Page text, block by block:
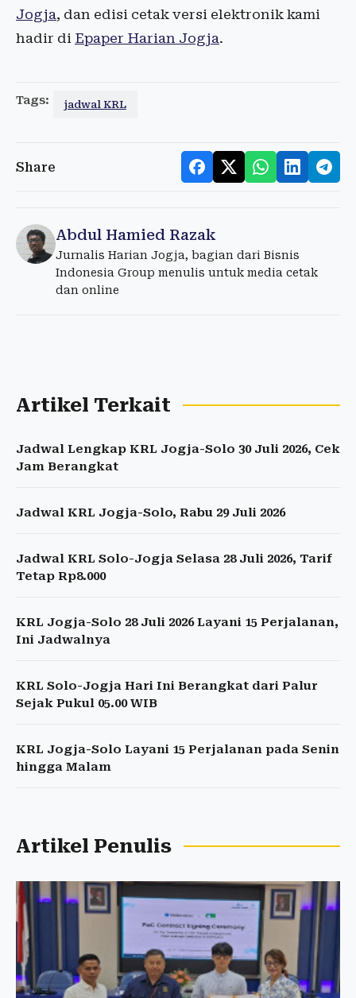
Jogja, dan edisi cetak versi elektronik kami
hadir di Epaper Harian Jogja.
Tags: jadwal KRL
Share
Abdul Hamied Razak
Jurnalis Harian Jogja, bagian dari Bisnis
Indonesia Group menulis untuk media cetak
dan online
Artikel Terkait
Jadwal Lengkap KRL Jogja-Solo 30 Juli 2026, Cek
Jam Berangkat
Jadwal KRL Jogja-Solo, Rabu 29 Juli 2026
Jadwal KRL Solo-Jogja Selasa 28 Juli 2026, Tarif
Tetap Rp8.000
KRL Jogja-Solo 28 Juli 2026 Layani 15 Perjalanan,
Ini Jadwalnya
KRL Solo-Jogja Hari Ini Berangkat dari Palur
Sejak Pukul 05.00 WIB
KRL Jogja-Solo Layani 15 Perjalanan pada Senin
hingga Malam
Artikel Penulis